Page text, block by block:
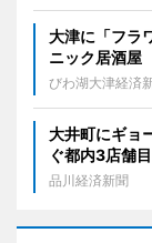
大津に「フラ
ニック居酒屋
びわ湖大津経済
大井町にギョ
ぐ都内3店舗目
品川経済新聞